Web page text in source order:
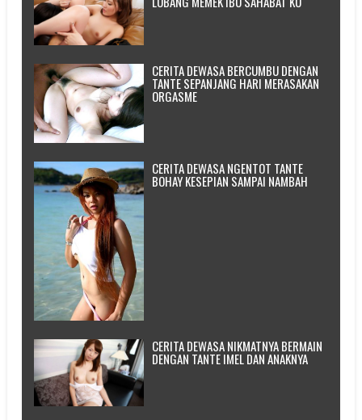
CERITA DEWASA BERCUMBU DENGAN
TANTE SEPANJANG HARI MERASAKAN
ORGASME
CERITA DEWASA NGENTOT TANTE
BOHAY KESEPIAN SAMPAI NAMBAH
CERITA DEWASA NIKMATNYA BERMAIN
DENGAN TANTE IMEL DAN ANAKNYA